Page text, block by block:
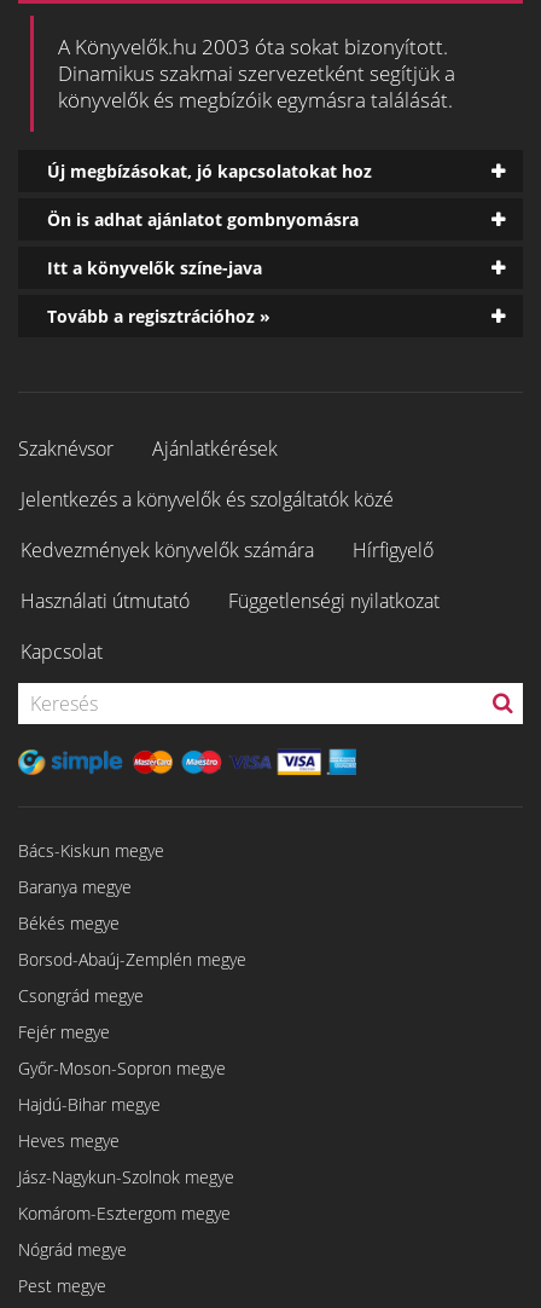
A Könyvelők.hu 2003 óta sokat bizonyított.
Dinamikus szakmai szervezetként segítjük a
könyvelők és megbízóik egymásra találását.
Új megbízásokat, jó kapcsolatokat hoz
Ön is adhat ajánlatot gombnyomásra
Itt a könyvelők színe-java
Tovább a regisztrációhoz »
Szaknévsor
Ajánlatkérések
Jelentkezés a könyvelők és szolgáltatók közé
Kedvezmények könyvelők számára
Hírfigyelő
Használati útmutató
Függetlenségi nyilatkozat
Kapcsolat
Bács-Kiskun megye
Baranya megye
Békés megye
Borsod-Abaúj-Zemplén megye
Csongrád megye
Fejér megye
Győr-Moson-Sopron megye
Hajdú-Bihar megye
Heves megye
Jász-Nagykun-Szolnok megye
Komárom-Esztergom megye
Nógrád megye
Pest megye